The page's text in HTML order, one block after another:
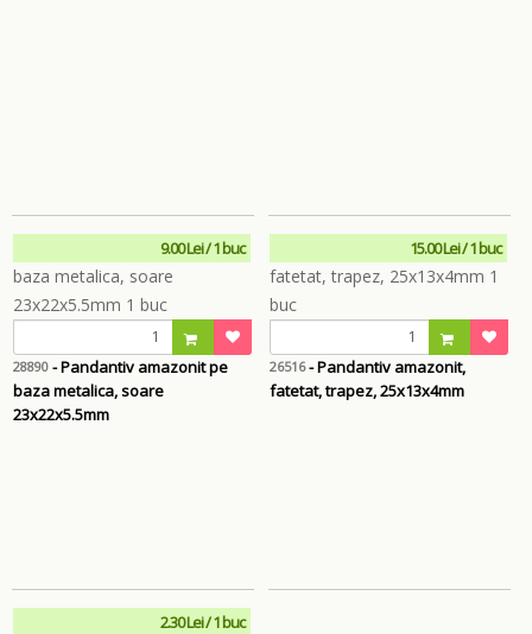
9.00 Lei / 1 buc
28890 - Pandantiv amazonit pe
baza metalica, soare
23x22x5.5mm
15.00 Lei / 1 buc
26516- Pandantiv amazonit,
fatetat, trapez, 25x13x4mm
2.30 Lei / 1 buc